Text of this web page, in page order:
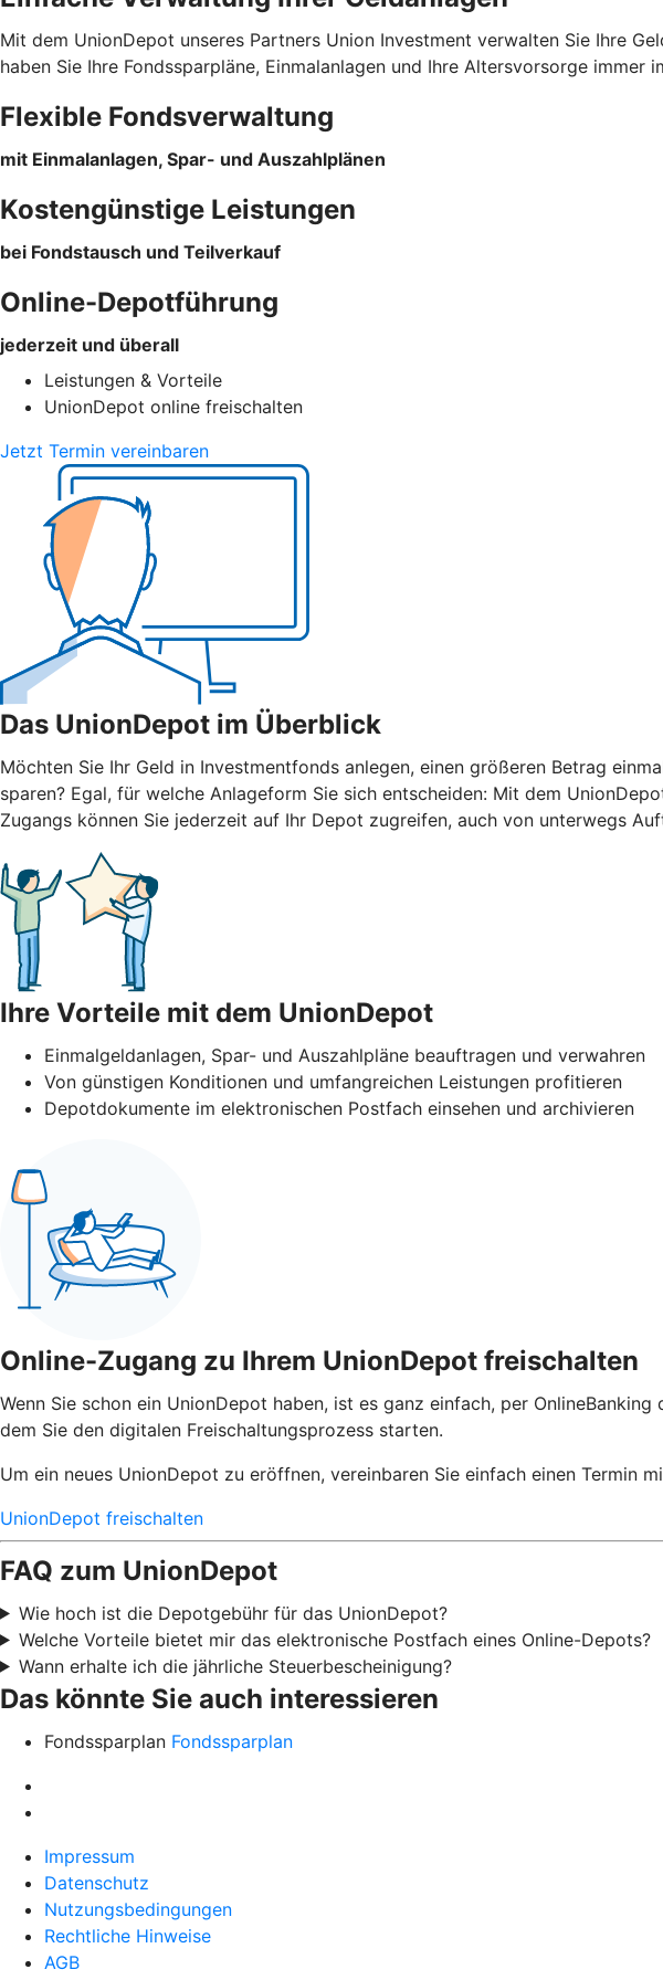
Mit dem UnionDepot unseres Partners Union Investment verwalten Sie Ihre
haben Sie Ihre Fondssparpläne, Einmalanlagen und Ihre Altersvorsorge immer
Flexible Fondsverwaltung
mit Einmalanlagen, Spar- und Auszahlplänen
Kostengünstige Leistungen
bei Fondstausch und Teilverkauf
Online-Depotführung
jederzeit und überall
Leistungen & Vorteile
UnionDepot online freischalten
Jetzt Termin vereinbaren
Das UnionDepot im Überblick
Möchten Sie Ihr Geld in Investmentfonds anlegen, einen größeren Betrag
sparen? Egal, für welche Anlageform Sie sich entscheiden: Mit dem
Zugangs können Sie jederzeit auf Ihr Depot zugreifen, auch von unterwegs
Ihre Vorteile mit dem UnionDepot
Einmalgeldanlagen, Spar- und Auszahlpläne beauftragen und verwahren
Von günstigen Konditionen und umfangreichen Leistungen profitieren
Depotdokumente im elektronischen Postfach einsehen und archivieren
Online-Zugang zu Ihrem UnionDepot freischalten
Wenn Sie schon ein UnionDepot haben, ist es ganz einfach, per
dem Sie den digitalen Freischaltungsprozess starten.
Um ein neues UnionDepot zu eröffnen, vereinbaren Sie einfach einen Termin
UnionDepot freischalten
FAQ zum UnionDepot
Wie hoch ist die Depotgebühr für das UnionDepot?
Welche Vorteile bietet mir das elektronische Postfach eines Online-Depots?
Wann erhalte ich die jährliche Steuerbescheinigung?
Das könnte Sie auch interessieren
Fondssparplan Fondssparplan
Impressum
Datenschutz
Nutzungsbedingungen
Rechtliche Hinweise
AGB